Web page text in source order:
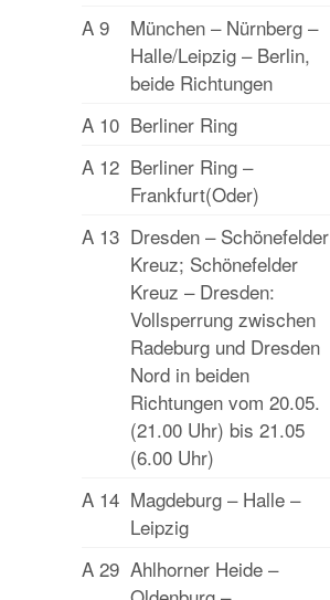
A 9
München – Nürnberg –
Halle/Leipzig – Berlin,
beide Richtungen
A 10 Berliner Ring
A 12 Berliner Ring –
Frankfurt(Oder)
A 13 Dresden – Schönefelder
Kreuz; Schönefelder
Kreuz – Dresden:
Vollsperrung zwischen
Radeburg und Dresden
Nord in beiden
Richtungen vom 20.05.
(21.00 Uhr) bis 21.05
(6.00 Uhr)
A 14 Magdeburg – Halle –
Leipzig
A 29 Ahlhorner Heide –